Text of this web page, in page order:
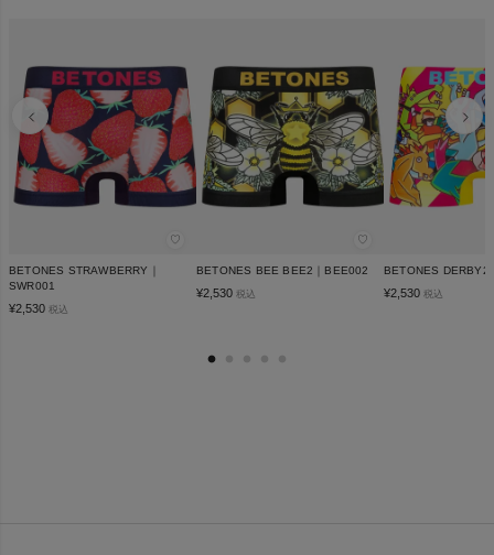
♡
BETONES STRAWBERRY｜
SWR001
¥2,530 税込
♡
BETONES BEE BEE2｜BEE002
¥2,530 税込
BETONES DERBY2
¥2,530 税込